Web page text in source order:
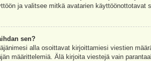
ja valitsee mitkä avatarien
sen?
alla osoittavat kirjoittamiesi viestien
määrittelemiä. Älä kirjoita viestejä vain